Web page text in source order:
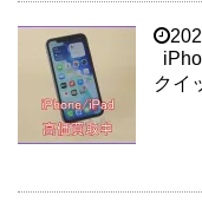
クイ